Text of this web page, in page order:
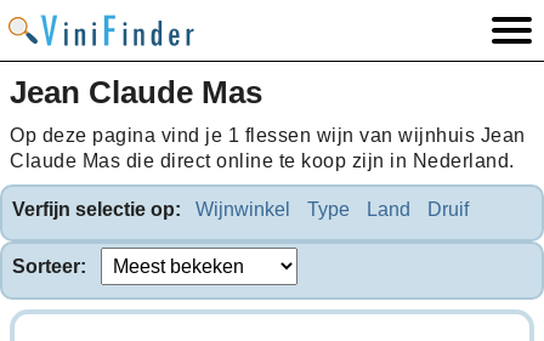
Jean Claude Mas
Op deze pagina vind je 1 flessen wijn van wijnhuis Jean
Claude Mas die direct online te koop zijn in Nederland.
Verfijn selectie op: Wijnwinkel Type Land Druif
Sorteer: